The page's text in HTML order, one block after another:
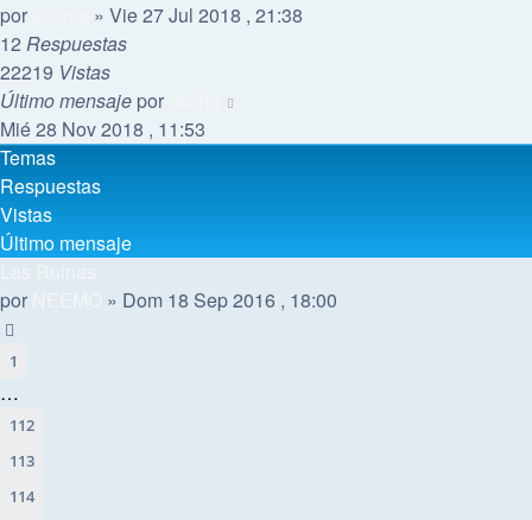
por
» Vie 27 Jul 2018 , 21:38
12 Respuestas
22219 Vistas
Último mensaje por
Mié 28 Nov 2018 , 11:53
Temas
Respuestas
Vistas
Último mensaje
por
» Dom 18 Sep 2016 , 18:00
1
…
112
113
114